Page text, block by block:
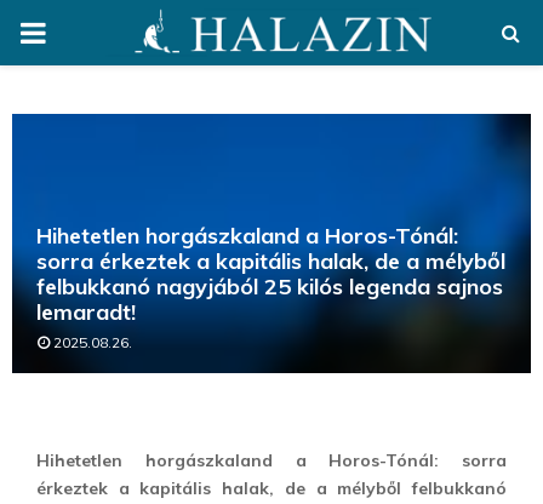
PRIMARY
Hihetetlen horgászkaland a Horos-Tónál:
sorra érkeztek a kapitális halak, de a mélyből
felbukkanó nagyjából 25 kilós legenda sajnos
lemaradt!
2025.08.26.
Hihetetlen horgászkaland a Horos-Tónál: sorra
érkeztek a kapitális halak, de a mélyből felbukkanó